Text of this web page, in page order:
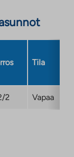
Tila
2 Vapaa